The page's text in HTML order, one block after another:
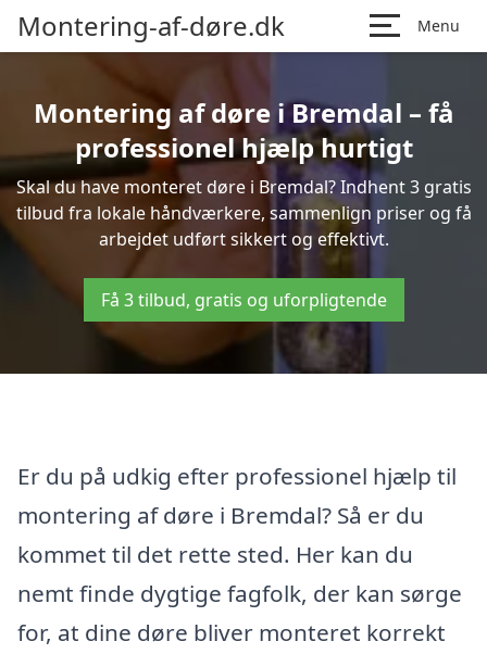
Montering-af-døre.dk Menu
Montering af døre i Bremdal – få
professionel hjælp hurtigt
Skal du have monteret døre i Bremdal? Indhent 3 gratis
tilbud fra lokale håndværkere, sammenlign priser og få
arbejdet udført sikkert og effektivt.
Få 3 tilbud, gratis og uforpligtende
Er du på udkig efter professionel hjælp til
montering af døre i Bremdal? Så er du
kommet til det rette sted. Her kan du
nemt finde dygtige fagfolk, der kan sørge
for, at dine døre bliver monteret korrekt